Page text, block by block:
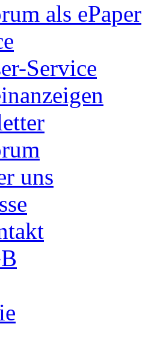
als ePaper
Service
uns